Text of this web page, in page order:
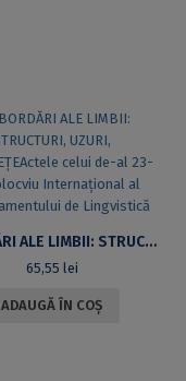
ABORDĂRI ALE LIMBII: STRUCTURI, UZURI, INTERFEȚEACTELE CELUI DE-AL 23-LEA COLOCVIU INTERNAȚIONAL AL DEPARTAMENTULUI DE LINGVISTICĂ
65,55 lei
ADAUGĂ ÎN COȘ